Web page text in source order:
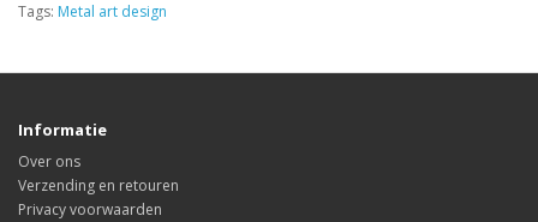
Tags: Metal art design
Informatie
Over ons
Verzending en retouren
Privacy voorwaarden